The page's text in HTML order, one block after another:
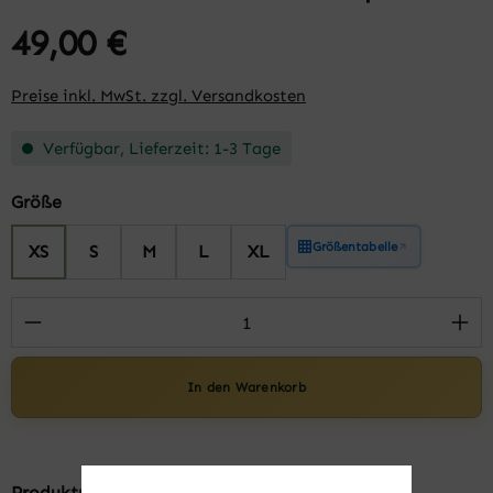
49,00 €
Preise inkl. MwSt. zzgl. Versandkosten
Verfügbar, Lieferzeit: 1-3 Tage
Größeauswählen
XS S M L XL Größentabelle
Produkt Anzahl: Gib den gewünschten
In den Warenkorb